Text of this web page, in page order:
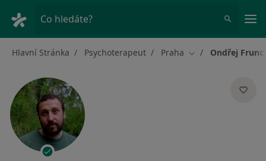
Co hledáte?
Hlavní Stránka Psychoterapeut Praha Změna města
Ondřej Frunc